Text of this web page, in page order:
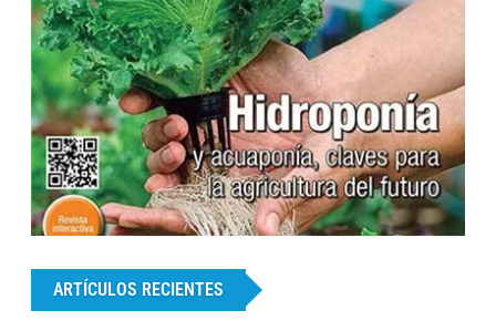
ARTÍCULOS RECIENTES